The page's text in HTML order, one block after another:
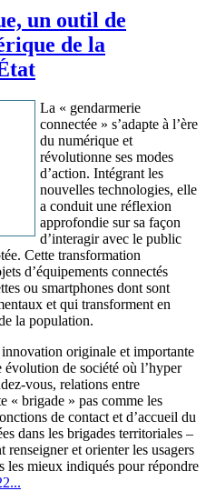
un outil de
de la
La « gendarmerie
connectée » s’adapte à l’ère
du numérique et
révolutionne ses modes
d’action. Intégrant les
nouvelles technologies, elle
a conduit une réflexion
approfondie sur sa façon
d’interagir avec le public
Cette transformation
d’équipements connectés
ou smartphones dont sont
et qui transforment en
la population.
originale et importante
de société où l’hyper
vous, relations entre
brigade » pas comme les
de contact et d’accueil du
dans les brigades territoriales –
renseigner et orienter les usagers
les mieux indiqués pour répondre